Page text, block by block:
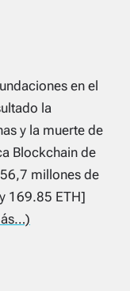
en el
la
y la muerte de
Blockchain de
56,7 millones de
169.85 ETH]